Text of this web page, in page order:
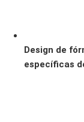
Design de
específicas